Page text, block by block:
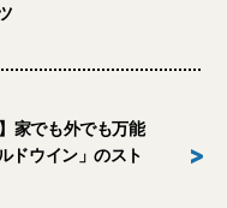
家でも外でも万能
ドウイン」のスト
>